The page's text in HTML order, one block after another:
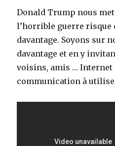
Donald Trump nous
l’horrible guerre risque
davantage. Soyons sur
davantage et en y
voisins, amis … Internet
communication à